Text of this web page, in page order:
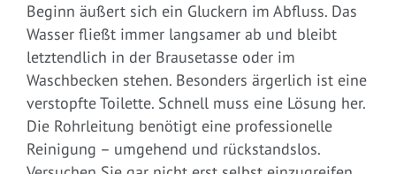
Beginn äußert sich ein Gluckern im Abfluss. Das
Wasser fließt immer langsamer ab und bleibt
letztendlich in der Brausetasse oder im
Waschbecken stehen. Besonders ärgerlich ist eine
verstopfte Toilette. Schnell muss eine Lösung her.
Die Rohrleitung benötigt eine professionelle
Reinigung – umgehend und rückstandslos.